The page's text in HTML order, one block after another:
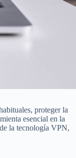
proteger la
esencial en la
la tecnología VPN,